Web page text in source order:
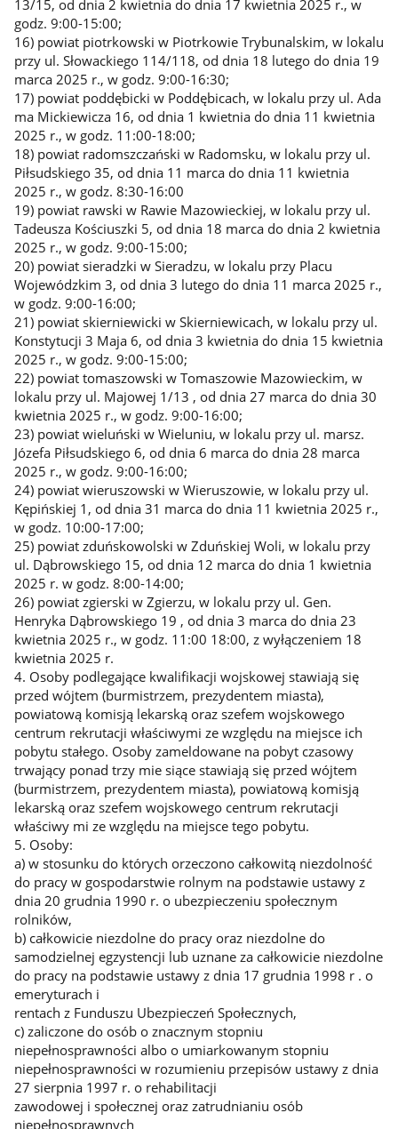
13/15, od dnia 2 kwietnia do dnia 17 kwietnia 2025 r., w
godz. 9:00-15:00;
16) powiat piotrkowski w Piotrkowie Trybunalskim, w lokalu
przy ul. Słowackiego 114/118, od dnia 18 lutego do dnia 19
marca 2025 r., w godz. 9:00-16:30;
17) powiat poddębicki w Poddębicach, w lokalu przy ul. Ada
ma Mickiewicza 16, od dnia 1 kwietnia do dnia 11 kwietnia
2025 r., w godz. 11:00-18:00;
18) powiat radomszczański w Radomsku, w lokalu przy ul.
Piłsudskiego 35, od dnia 11 marca do dnia 11 kwietnia
2025 r., w godz. 8:30-16:00
19) powiat rawski w Rawie Mazowieckiej, w lokalu przy ul.
Tadeusza Kościuszki 5, od dnia 18 marca do dnia 2 kwietnia
2025 r., w godz. 9:00-15:00;
20) powiat sieradzki w Sieradzu, w lokalu przy Placu
Wojewódzkim 3, od dnia 3 lutego do dnia 11 marca 2025 r.,
w godz. 9:00-16:00;
21) powiat skierniewicki w Skierniewicach, w lokalu przy ul.
Konstytucji 3 Maja 6, od dnia 3 kwietnia do dnia 15 kwietnia
2025 r., w godz. 9:00-15:00;
22) powiat tomaszowski w Tomaszowie Mazowieckim, w
lokalu przy ul. Majowej 1/13 , od dnia 27 marca do dnia 30
kwietnia 2025 r., w godz. 9:00-16:00;
23) powiat wieluński w Wieluniu, w lokalu przy ul. marsz.
Józefa Piłsudskiego 6, od dnia 6 marca do dnia 28 marca
2025 r., w godz. 9:00-16:00;
24) powiat wieruszowski w Wieruszowie, w lokalu przy ul.
Kępińskiej 1, od dnia 31 marca do dnia 11 kwietnia 2025 r.,
w godz. 10:00-17:00;
25) powiat zduńskowolski w Zduńskiej Woli, w lokalu przy
ul. Dąbrowskiego 15, od dnia 12 marca do dnia 1 kwietnia
2025 r. w godz. 8:00-14:00;
26) powiat zgierski w Zgierzu, w lokalu przy ul. Gen.
Henryka Dąbrowskiego 19 , od dnia 3 marca do dnia 23
kwietnia 2025 r., w godz. 11:00 18:00, z wyłączeniem 18
kwietnia 2025 r.
4. Osoby podlegające kwalifikacji wojskowej stawiają się
przed wójtem (burmistrzem, prezydentem miasta),
powiatową komisją lekarską oraz szefem wojskowego
centrum rekrutacji właściwymi ze względu na miejsce ich
pobytu stałego. Osoby zameldowane na pobyt czasowy
trwający ponad trzy mie siące stawiają się przed wójtem
(burmistrzem, prezydentem miasta), powiatową komisją
lekarską oraz szefem wojskowego centrum rekrutacji
właściwy mi ze względu na miejsce tego pobytu.
5. Osoby:
a) w stosunku do których orzeczono całkowitą niezdolność
do pracy w gospodarstwie rolnym na podstawie ustawy z
dnia 20 grudnia 1990 r. o ubezpieczeniu społecznym
rolników,
b) całkowicie niezdolne do pracy oraz niezdolne do
samodzielnej egzystencji lub uznane za całkowicie niezdolne
do pracy na podstawie ustawy z dnia 17 grudnia 1998 r . o
emeryturach i
rentach z Funduszu Ubezpieczeń Społecznych,
c) zaliczone do osób o znacznym stopniu
niepełnosprawności albo o umiarkowanym stopniu
niepełnosprawności w rozumieniu przepisów ustawy z dnia
27 sierpnia 1997 r. o rehabilitacji
zawodowej i społecznej oraz zatrudnianiu osób
niepełnosprawnych